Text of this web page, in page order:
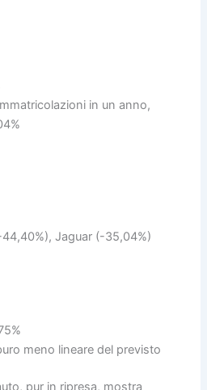
in un anno,
Jaguar (-35,04%)
meno lineare del previsto
pur in ripresa, mostra